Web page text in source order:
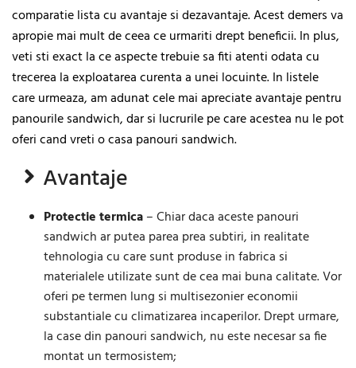
comparatie lista cu avantaje si dezavantaje. Acest demers va
apropie mai mult de ceea ce urmariti drept beneficii. In plus,
veti sti exact la ce aspecte trebuie sa fiti atenti odata cu
trecerea la exploatarea curenta a unei locuinte. In listele
care urmeaza, am adunat cele mai apreciate avantaje pentru
panourile sandwich, dar si lucrurile pe care acestea nu le pot
oferi cand vreti o casa panouri sandwich.
Avantaje
Protectie termica– Chiar daca aceste panouri
sandwich ar putea parea prea subtiri, in realitate
tehnologia cu care sunt produse in fabrica si
materialele utilizate sunt de cea mai buna calitate. Vor
oferi pe termen lung si multisezonier economii
substantiale cu climatizarea incaperilor. Drept urmare,
la case din panouri sandwich, nu este necesar sa fie
montat un termosistem;